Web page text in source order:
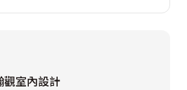
觀室內設計